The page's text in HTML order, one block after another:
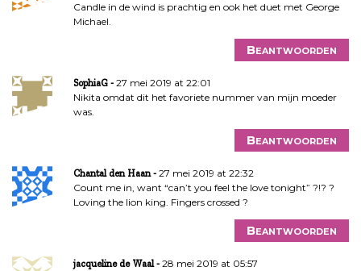
Candle in de wind is prachtig en ook het duet met George
Michael.
Beantwoorden
SophiaG
27 mei 2019 at 22:01
Nikita omdat dit het favoriete nummer van mijn moeder
was.
Beantwoorden
Chantal den Haan
27 mei 2019 at 22:32
Count me in, want “can’t you feel the love tonight” ?!? ?
Loving the lion king. Fingers crossed ?
Beantwoorden
jacqueline de Waal
28 mei 2019 at 05:57